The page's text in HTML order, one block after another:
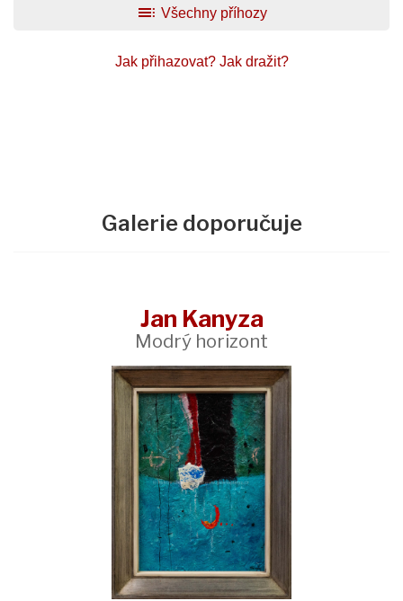
toc Všechny příhozy
Jak přihazovat? Jak dražit?
Galerie doporučuje
Jan Kanyza
Modrý horizont